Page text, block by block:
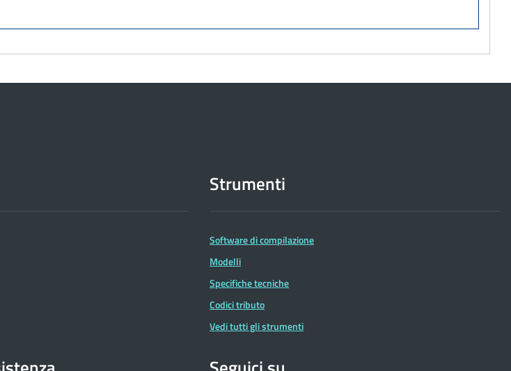
Strumenti
Software di compilazione
Modelli
Specifiche tecniche
Codici tributo
Vedi tutti gli strumenti